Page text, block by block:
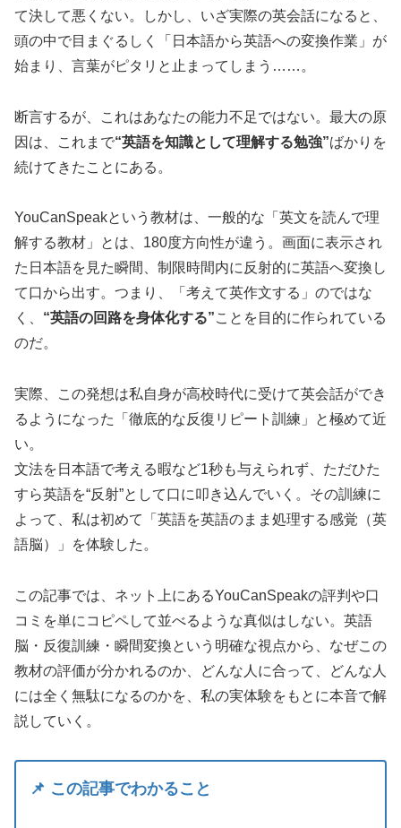
て決して悪くない。しかし、いざ実際の英会話になると、
頭の中で目まぐるしく「日本語から英語への変換作業」が
始まり、言葉がピタリと止まってしまう……。
断言するが、これはあなたの能力不足ではない。最大の原
因は、これまで“英語を知識として理解する勉強”ばかりを
続けてきたことにある。
YouCanSpeakという教材は、一般的な「英文を読んで理
解する教材」とは、180度方向性が違う。画面に表示され
た日本語を見た瞬間、制限時間内に反射的に英語へ変換し
て口から出す。つまり、「考えて英作文する」のではな
く、 “英語の回路を身体化する”ことを目的に作られている
のだ。
実際、この発想は私自身が高校時代に受けて英会話ができ
るようになった「徹底的な反復リピート訓練」と極めて近
い。
文法を日本語で考える暇など1秒も与えられず、ただひた
すら英語を“反射”として口に叩き込んでいく。その訓練に
よって、私は初めて「英語を英語のまま処理する感覚（英
語脳）」を体験した。
この記事では、ネット上にあるYouCanSpeakの評判や口
コミを単にコピペして並べるような真似はしない。英語
脳・反復訓練・瞬間変換という明確な視点から、なぜこの
教材の評価が分かれるのか、どんな人に合って、どんな人
には全く無駄になるのかを、私の実体験をもとに本音で解
説していく。
📌 この記事でわかること